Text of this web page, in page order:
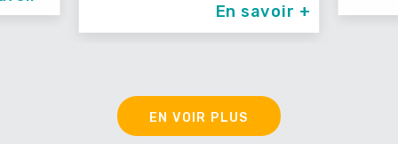
En savoir +
EN VOIR PLUS